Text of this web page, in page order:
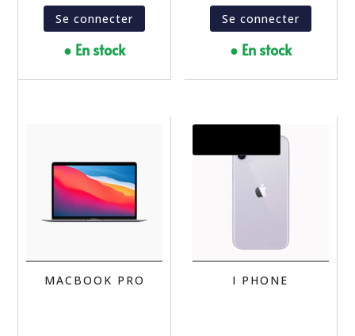
Se connecter
● En stock
Se connecter
● En stock
MACBOOK PRO I PHONE